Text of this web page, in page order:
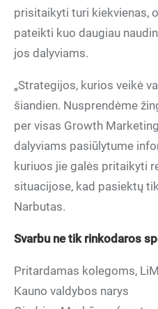
prisitaikyti turi kiekvienas,
pateikti kuo daugiau
jos dalyviams.
„Strategijos, kurios veikė
šiandien. Nusprendėme
per visas Growth
dalyviams pasiūlytume
kuriuos jie galės pritaikyti
situacijose, kad pasiektų
Narbutas.
Svarbu ne tik rinkodaros
Pritardamas kolegoms,
Kauno valdybos narys